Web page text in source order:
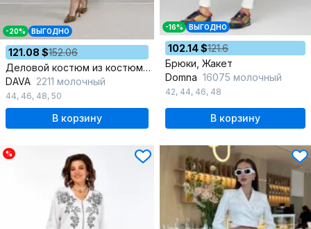
-20% ВЫГОДНО
121.08 $152.06
Деловой костюм из костюмной ткани с классическими брюками
DAVA 2211 молочный
44, 46, 48, 50
В корзину
-16% ВЫГОДНО
102.14 $121.6
Брюки, Жакет
Domna 16075 молочный
42, 44, 46, 48
В корзину
%